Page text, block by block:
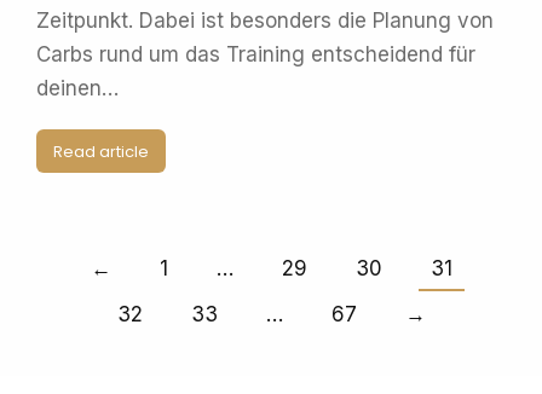
Zeitpunkt. Dabei ist besonders die Planung von
Carbs rund um das Training entscheidend für
deinen…
Read article
← 1 … 29 30
31
32
33 … 67 →